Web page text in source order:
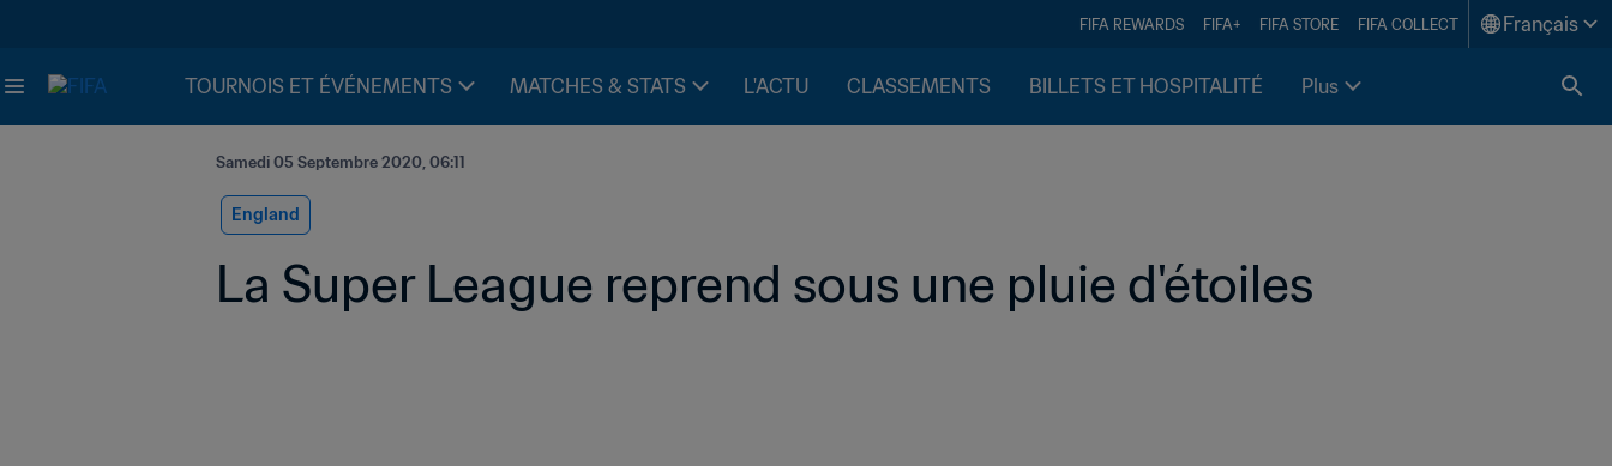
FIFA REWARDS FIFA+ FIFA STORE FIFA COLLECT Français
TOURNOIS ET ÉVÉNEMENTS MATCHES & STATS L'ACTU CLASSEMENTS BILLETS ET HOSPITALITÉ Plus
Samedi 05 Septembre 2020, 06:11
England
La Super League reprend sous une pluie d'étoiles